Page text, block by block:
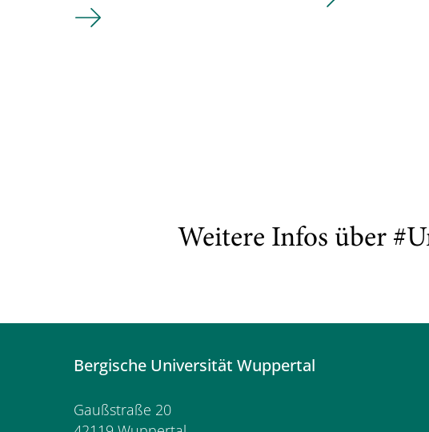
Weitere Infos über
Bergische Universität Wuppertal
Gaußstraße 20